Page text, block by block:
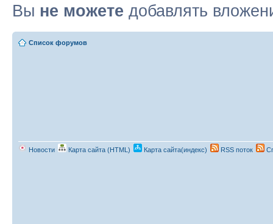
Вы не можете добавлять
Список форумов
Новости Карта сайта (HTML) Карта сайта(индекс) RSS поток